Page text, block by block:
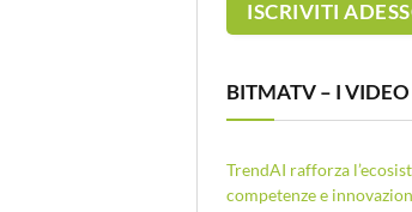
BITMATV – I
TrendAI rafforza
competenze e